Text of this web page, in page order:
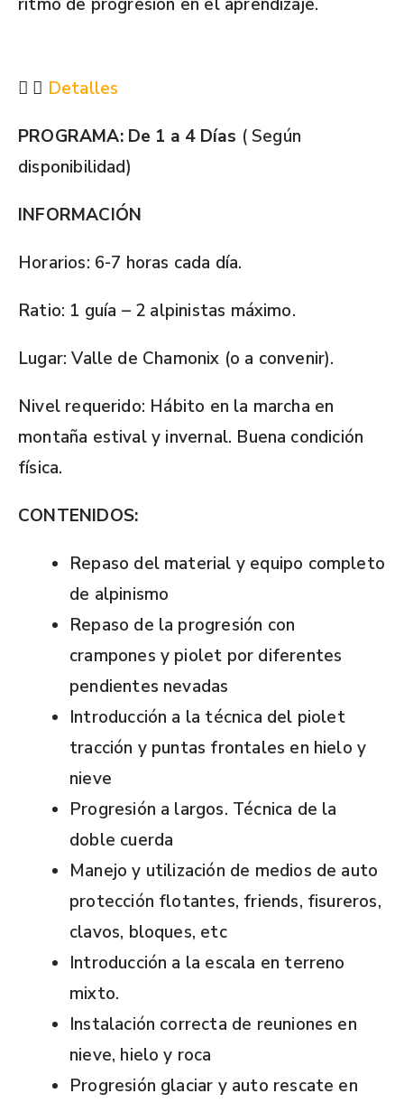
Detalles
PROGRAMA: De 1 a 4 Días ( Según
disponibilidad)
INFORMACIÓN
Horarios: 6-7 horas cada día.
Ratio: 1 guía – 2 alpinistas máximo.
Lugar: Valle de Chamonix (o a convenir).
Nivel requerido: Hábito en la marcha en
montaña estival y invernal. Buena condición
física.
CONTENIDOS:
Repaso del material y equipo completo
de alpinismo
Repaso de la progresión con
crampones y piolet por diferentes
pendientes nevadas
Introducción a la técnica del piolet
tracción y puntas frontales en hielo y
nieve
Progresión a largos. Técnica de la
doble cuerda
Manejo y utilización de medios de auto
protección flotantes, friends, fisureros,
clavos, bloques, etc
Introducción a la escala en terreno
mixto.
Instalación correcta de reuniones en
nieve, hielo y roca
Progresión glaciar y auto rescate en